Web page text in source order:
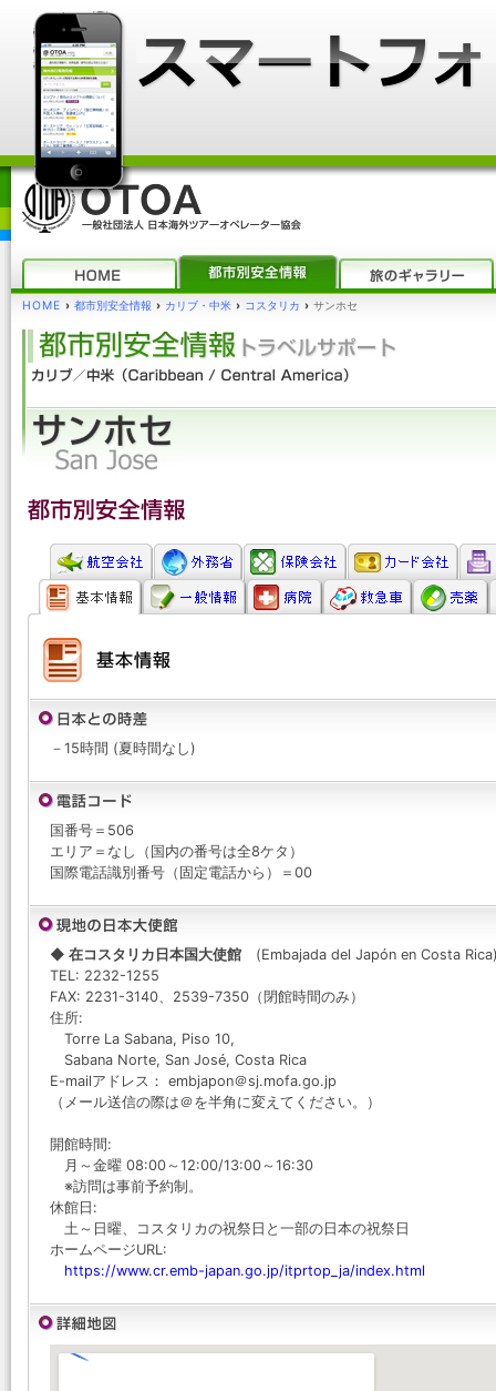
HOME › 都市別安全情報 › カリブ・中米 › コスタリカ › サンホセ
－15時間 (夏時間なし)
国番号＝506
エリア＝なし（国内の番号は全8ケタ）
国際電話識別番号（固定電話から）＝00
◆ 在コスタリカ日本国大使館 (Embajada del Japón en Costa
TEL: 2232-1255
FAX: 2231-3140、2539-7350（閉館時間のみ）
住所:
Torre La Sabana, Piso 10,
Sabana Norte, San José, Costa Rica
E-mailアドレス： embjapon＠sj.mofa.go.jp
（メール送信の際は＠を半角に変えてください。）
開館時間:
月～金曜 08:00～12:00/13:00～16:30
※訪問は事前予約制。
休館日:
土～日曜、コスタリカの祝祭日と一部の日本の祝祭日
ホームページURL:
https://www.cr.emb-japan.go.jp/itprtop_ja/index.html